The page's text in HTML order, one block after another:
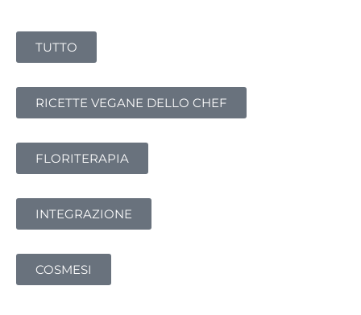
r
TUTTO
RICETTE VEGANE DELLO CHEF
FLORITERAPIA
INTEGRAZIONE
COSMESI